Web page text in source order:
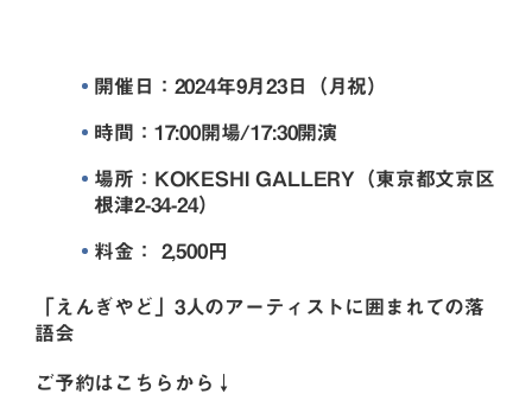
開催日：2024年9月23日（月祝）
時間：17:00開場/17:30開演
場所：KOKESHI GALLERY（東京都文京区
根津2-34-24）
料金： 2,500円
「えんぎやど」3人のアーティストに囲まれての落
語会
ご予約はこちらから↓